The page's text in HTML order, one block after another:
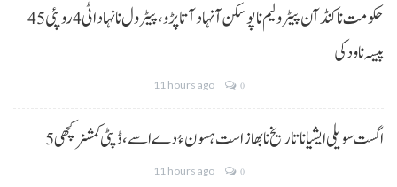
حکومت نا کنڈ آن پیٹرولیم نا پوسکن آ نہاد آتا پڑو،پیٹرول نا نہاد اٹی 4 روپئی 45
پیسہ نا ودکی
11 hours ago 0
5 اگست سویلی ایشیا نا تاریخ نا بھاز است ہسون ءُ دے اسے،ڈپٹی کمشنر کچھی
11 hours ago 0